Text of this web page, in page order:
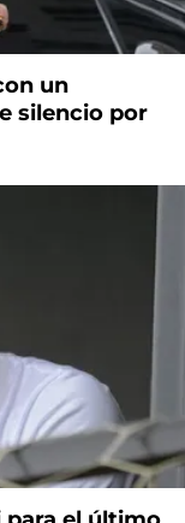
un
silencio por